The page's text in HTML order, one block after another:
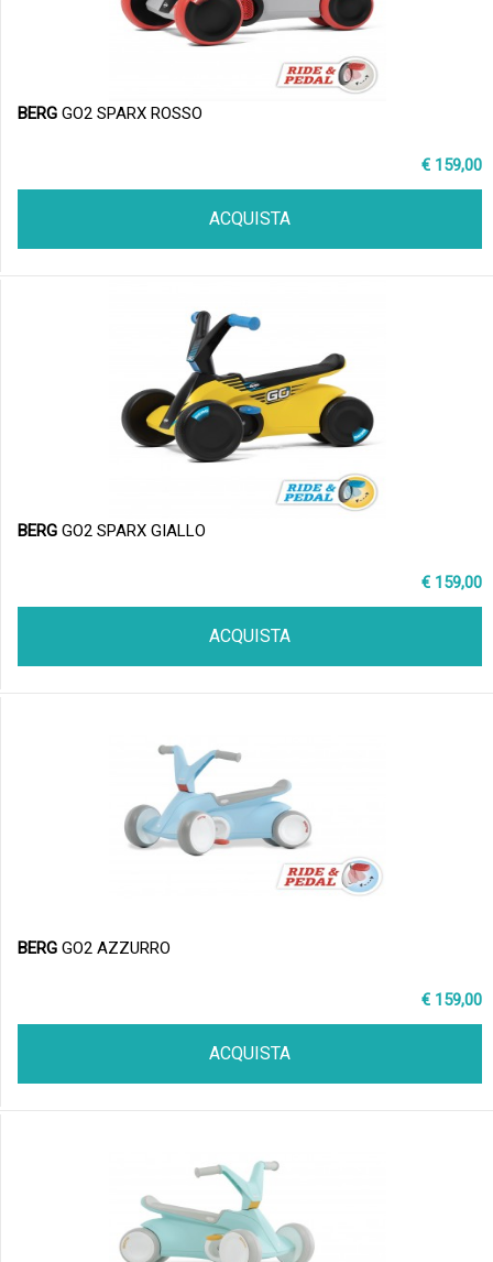
BERG GO2 SPARX ROSSO
€ 159,00
ACQUISTA
BERG GO2 SPARX GIALLO
€ 159,00
ACQUISTA
BERG GO2 AZZURRO
€ 159,00
ACQUISTA